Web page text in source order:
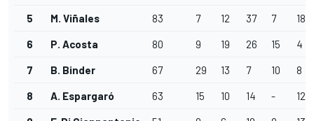
5 M. Viñales 83 7 12 37 7 18
6 P. Acosta 80 9 19 26 15 4
7 B. Binder 67 29 13 7 10 8
8 A. Espargaró 63 15 10 14 - 12